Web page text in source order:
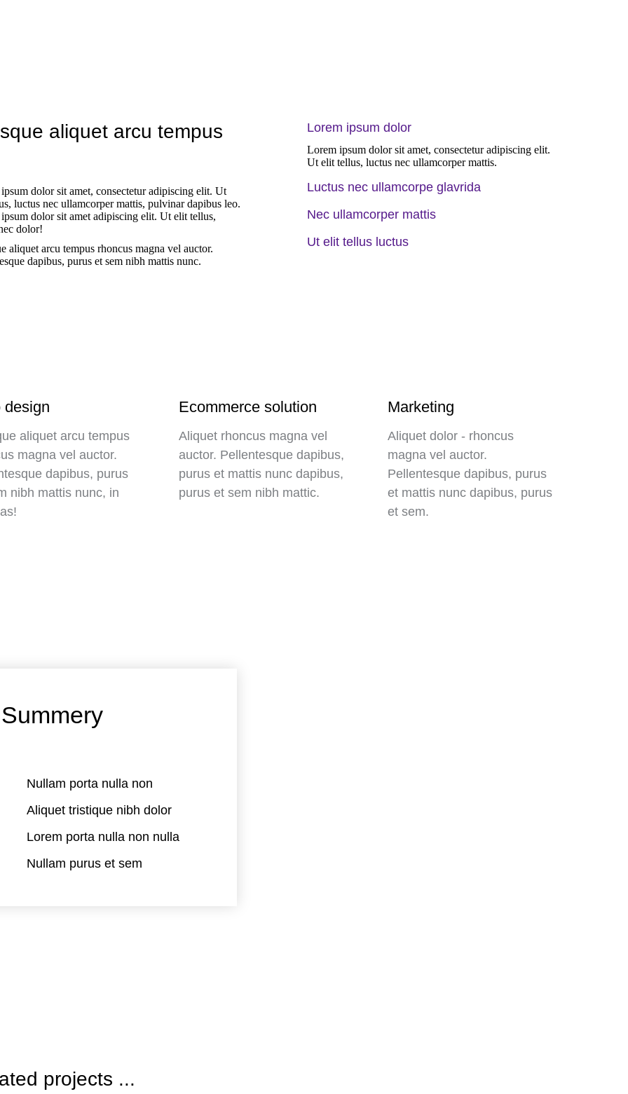
aliquet arcu tempus
dolor sit amet, consectetur adipiscing elit. Ut
luctus nec ullamcorper mattis, pulvinar dapibus leo.
dolor sit amet adipiscing elit. Ut elit tellus,
dolor!
aliquet arcu tempus rhoncus magna vel auctor.
dapibus, purus et sem nibh mattis nunc.
Lorem ipsum dolor
Lorem ipsum dolor sit amet, consectetur adipiscing elit.
Ut elit tellus, luctus nec ullamcorper mattis.
Luctus nec ullamcorpe glavrida
Nec ullamcorper mattis
Ut elit tellus luctus
design
aliquet arcu tempus
magna vel auctor.
dapibus, purus
nibh mattis nunc, in
Ecommerce solution
Aliquet rhoncus magna vel
auctor. Pellentesque dapibus,
purus et mattis nunc dapibus,
purus et sem nibh mattic.
Marketing
Aliquet dolor - rhoncus
magna vel auctor.
Pellentesque dapibus, purus
et mattis nunc dapibus, purus
et sem.
Summery
Nullam porta nulla non
Aliquet tristique nibh dolor
Lorem porta nulla non nulla
Nullam purus et sem
projects ...